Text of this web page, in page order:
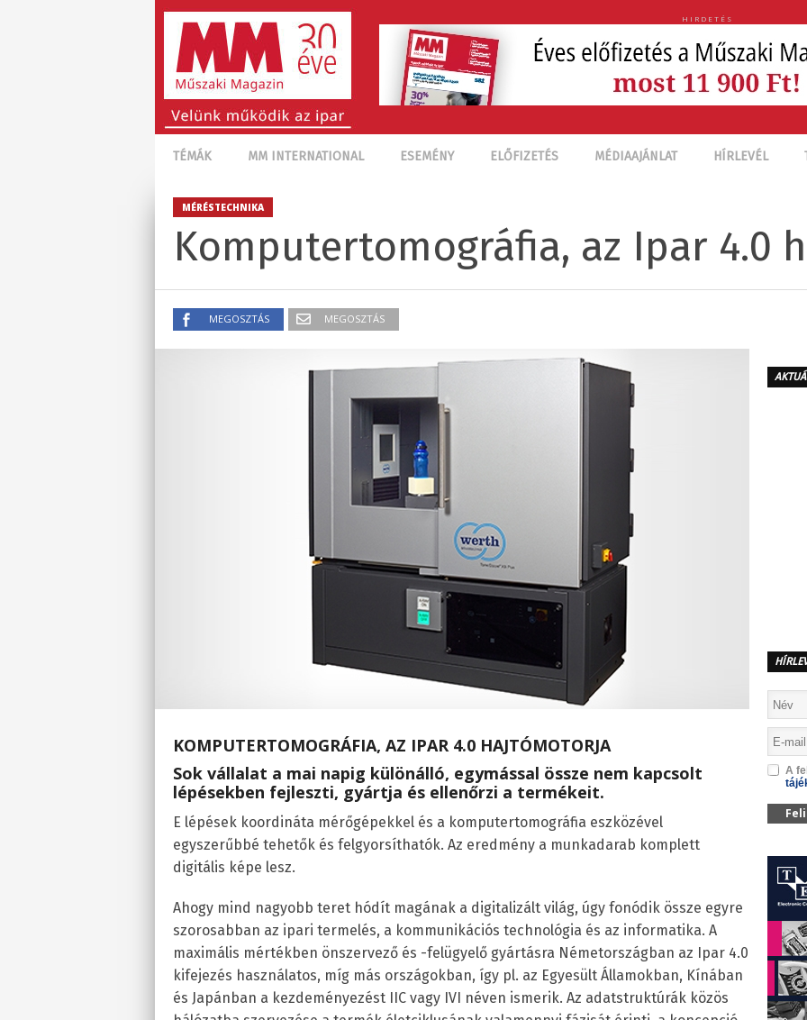
HIRDETÉS
TÉMÁK MM INTERNATIONAL ESEMÉNY ELŐFIZETÉS MÉDIAAJÁNLAT HÍRLEVÉL
MÉRÉSTECHNIKA
Komputertomográfia, az Ipar 4.0
MEGOSZTÁS MEGOSZTÁS
KOMPUTERTOMOGRÁFIA, AZ IPAR 4.0 HAJTÓMOTORJA
Sok vállalat a mai napig különálló, egymással össze nem kapcsolt
lépésekben fejleszti, gyártja és ellenőrzi a termékeit.
E lépések koordináta mérőgépekkel és a komputertomográfia eszközével
egyszerűbbé tehetők és felgyorsíthatók. Az eredmény a munkadarab komplett
digitális képe lesz.
Ahogy mind nagyobb teret hódít magának a digitalizált világ, úgy fonódik össze egyre
szorosabban az ipari termelés, a kommunikációs technológia és az informatika. A
maximális mértékben önszervező és -felügyelő gyártásra Németországban az Ipar 4.0
kifejezés használatos, míg más országokban, így pl. az Egyesült Államokban, Kínában
és Japánban a kezdeményezést IIC vagy IVI néven ismerik. Az adatstruktúrák közös
A